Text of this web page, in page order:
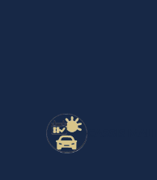
CASSIS MALIN